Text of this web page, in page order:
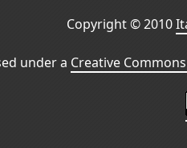
Copyright © 2010
under a Creative